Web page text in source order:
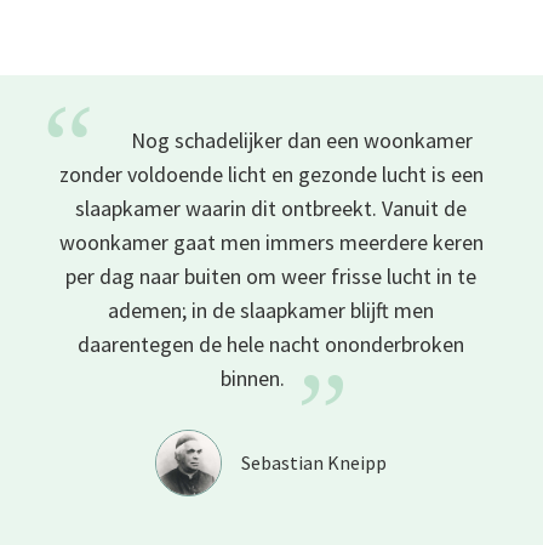
“
Nog schadelijker dan een woonkamer
zonder voldoende licht en gezonde lucht is een
slaapkamer waarin dit ontbreekt. Vanuit de
woonkamer gaat men immers meerdere keren
per dag naar buiten om weer frisse lucht in te
ademen; in de slaapkamer blijft men
daarentegen de hele nacht ononderbroken
binnen.
”
Sebastian Kneipp